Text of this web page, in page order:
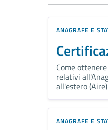
ANAGRAFE E
Come
relativi
all'estero (Aire)
ANAGRAFE E